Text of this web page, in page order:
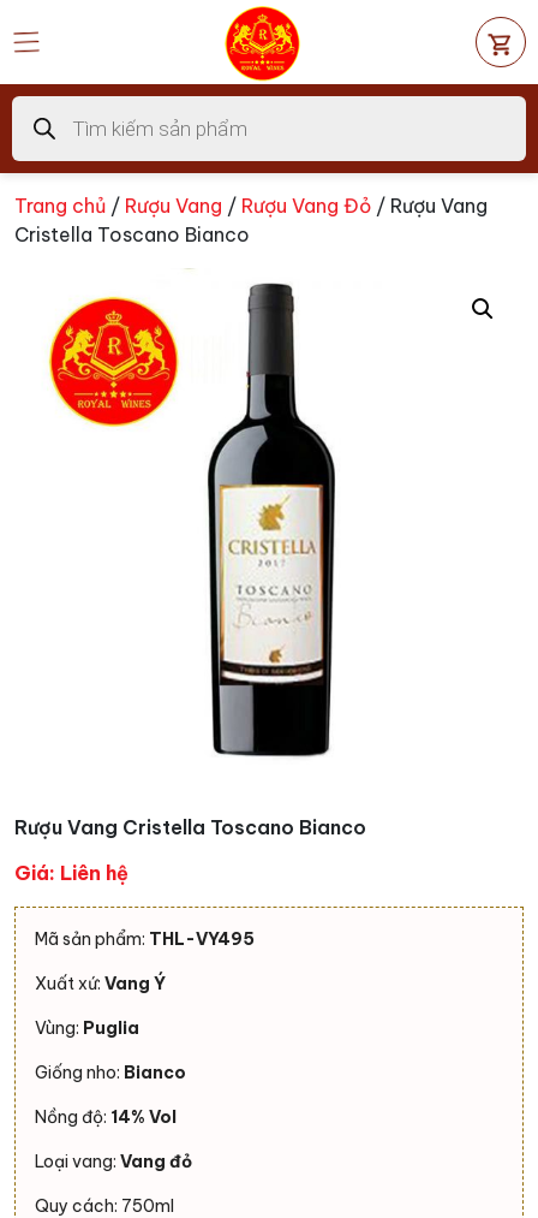
đến
dung
Tìm
kiếm
sản
phẩm
Trang chủ / Rượu Vang / Rượu Vang Đỏ / Rượu Vang
Cristella Toscano Bianco
Rượu Vang Cristella Toscano Bianco
Giá: Liên hệ
Mã sản phẩm: THL-VY495
Xuất xứ: Vang Ý
Vùng: Puglia
Giống nho: Bianco
Nồng độ: 14% Vol
Loại vang: Vang đỏ
Quy cách: 750ml